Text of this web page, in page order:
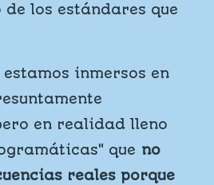
los estándares que
inmersos en
en realidad lleno
que no
reales porque